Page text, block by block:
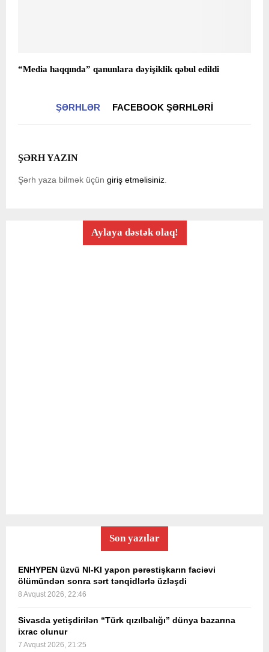
“Media haqqında” qanunlara dəyişiklik qəbul edildi
ŞƏRHLƏR FACEBOOK ŞƏRHLƏRI
ŞƏRH YAZIN
Şərh yaza bilmək üçün giriş etməlisiniz
Aylaya dəstək olaq!
Son yazılar
ENHYPEN üzvü NI-KI yapon pərəstişkarın faciəvi
ölümündən sonra sərt tənqidlərlə üzləşdi
8 Avqust 2026, 22:46
Sivasda yetişdirilən “Türk qızılbalığı” dünya bazarına
ixrac olunur
7 Avqust 2026, 21:25